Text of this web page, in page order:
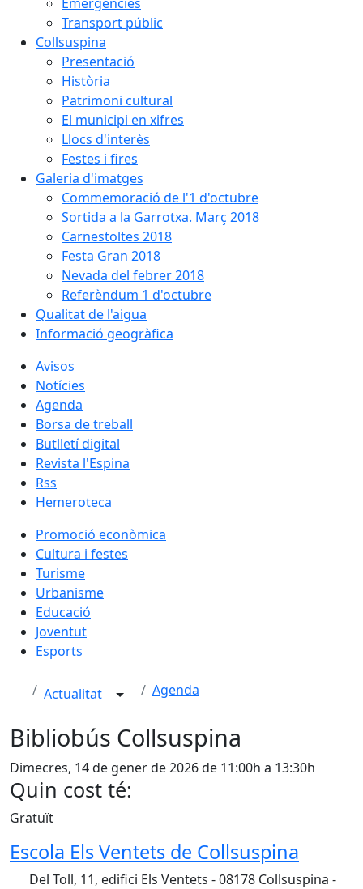
Transport públic
Collsuspina
Presentació
Història
Patrimoni cultural
El municipi en xifres
Llocs d'interès
Festes i fires
Galeria d'imatges
Commemoració de l'1 d'octubre
Sortida a la Garrotxa. Març 2018
Carnestoltes 2018
Festa Gran 2018
Nevada del febrer 2018
Referèndum 1 d'octubre
Qualitat de l'aigua
Informació geogràfica
Avisos
Notícies
Agenda
Borsa de treball
Butlletí digital
Revista l'Espina
Rss
Hemeroteca
Promoció econòmica
Cultura i festes
Turisme
Urbanisme
Educació
Joventut
Esports
Actualitat Agenda
Bibliobús Collsuspina
Dimecres, 14 de gener de 2026 de 11:00h a 13:30h
Quin cost té:
Gratuït
Escola Els Ventets de Collsuspina
Del Toll, 11, edifici Els Ventets - 08178 Collsuspina -